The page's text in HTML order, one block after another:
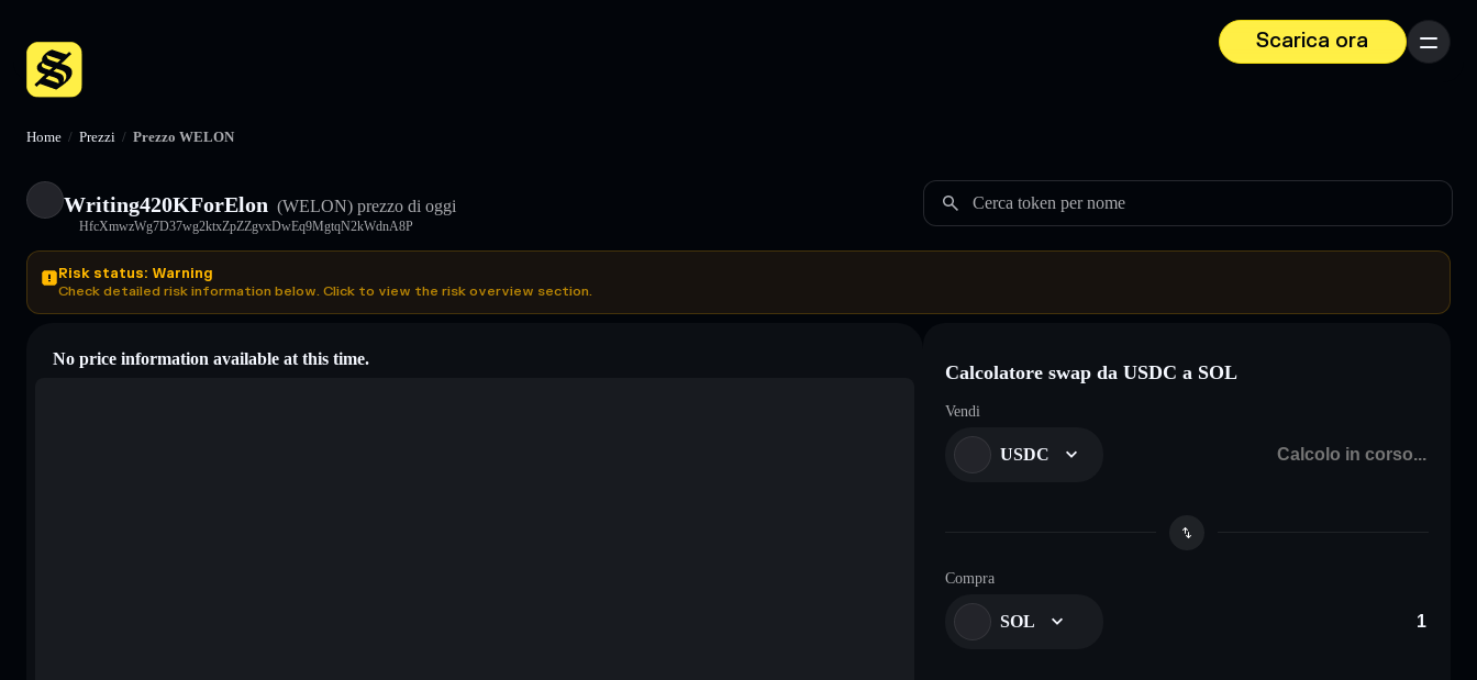
Scarica ora
Menu
Home / Prezzi / Prezzo WELON
Writing420KForElon (WELON) prezzo di oggi
HfcXmwzWg7D37wg2ktxZpZZgvxDwEq9MgtqN2kWdnA8P
Cerca token per nome
Risk status: Warning
Check detailed risk information below. Click to view the risk overview section.
No price information available at this time.
Calcolatore swap da USDC a SOL
Vendi
USDC
Compra
SOL